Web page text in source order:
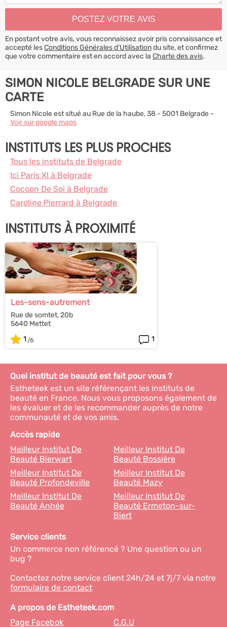
En postant votre avis, vous reconnaissez avoir pris connaissance et
accepté lesConditions Générales d’Utilisationdu site, et confirmez
que votre commentaire est en accord avec la Charte des avis.
SIMON NICOLE BELGRADE SUR UNE
CARTE
Simon Nicole est situé au Rue de la haube, 38 - 5001 Belgrade -
Voir sur google maps
INSTITUTS LES PLUS PROCHES
Tous les instituts de Belgrade
Ici Paris Xl à Belgrade
Cocoon De Soi à Belgrade
Caroline Pierrard à Belgrade
INSTITUTS À PROXIMITÉ
Les-sens-autrement
Rue de somtet, 20b
5640 Mettet
1
1
Quel institut de beauté est fait pour vous ?
Estheteek est un site référençant les instituts de
beauté en France. Nous vous proposons également de
les évaluer et de les recommander auprès de notre
communauté et de vos amis.
Accès rapide
Meilleur Institut De
Beauté Bierwart
Meilleur Institut De
Beauté Bossière
Meilleur Institut De
Beauté Profondeville
Meilleur Institut De
Beauté Mazy
Meilleur Institut De
Beauté Anhée
Meilleur Institut De
Beauté Ermeton-sur-
Biert
Service clients
Un commerce non référencé ? Une question ou un
bug ?
Contactez notre service client 24h/24 et 7j/7 via notre
formulaire de contact
A propos de Estheteek.com
Page Facebok
C.G.U